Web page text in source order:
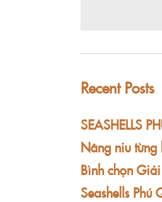
Recent Posts